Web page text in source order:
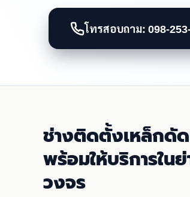
โทรสอบถาม: 098-
ช่างติดตั้งเหล็กดั
พร้อมให้บริการใน
วงจร